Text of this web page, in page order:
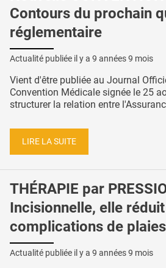
Contours du prochain
réglementaire
Actualité publiée il y a 9 années 9 mois
Vient d'être publiée au Journal
Convention Médicale signée le 25
structurer la relation entre
LIRE LA SUITE
THÉRAPIE par
Incisionnelle, elle
complications de
Actualité publiée il y a 9 années 9 mois